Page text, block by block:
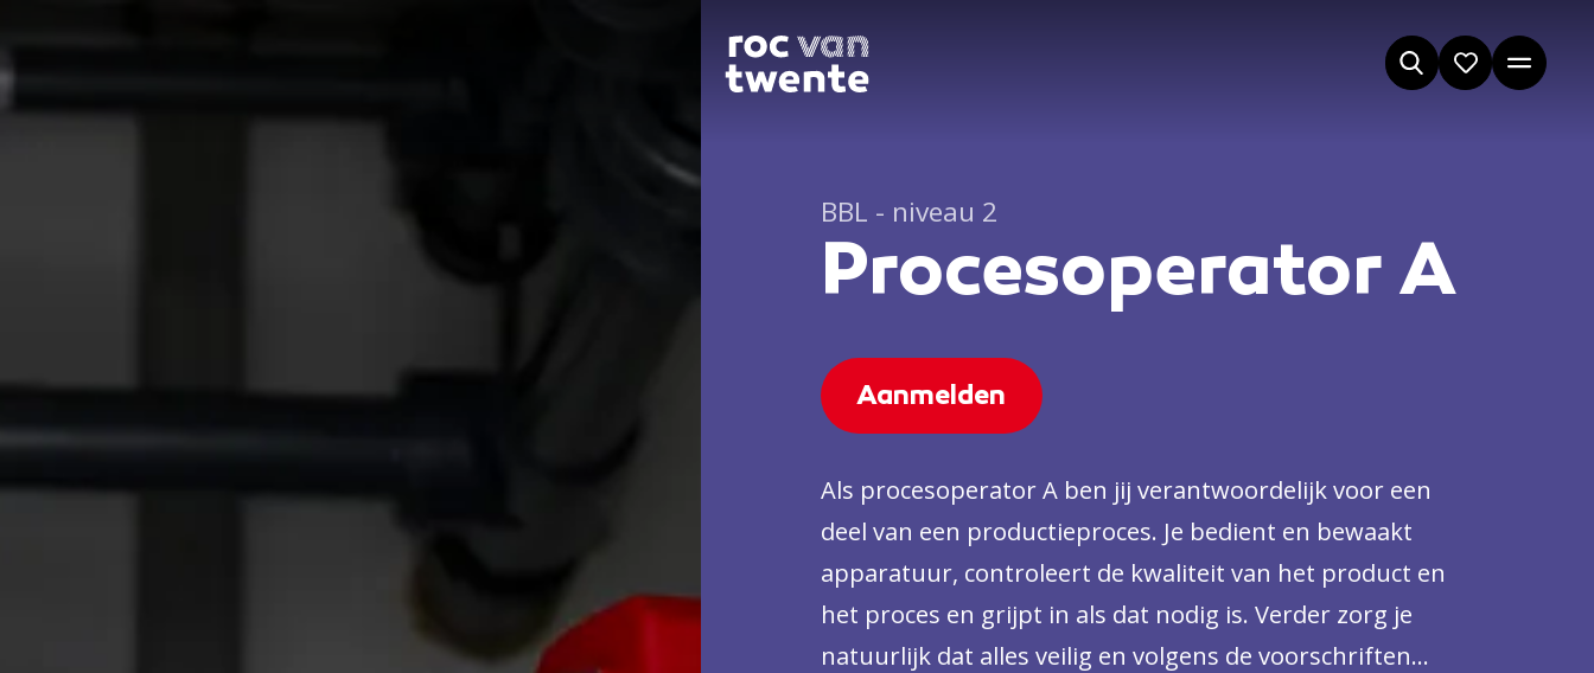
BBL - niveau 2
Procesoperator A
Aanmelden
Als procesoperator A ben jij verantwoordelijk voor een
deel van een productieproces. Je bedient en bewaakt
apparatuur, controleert de kwaliteit van het product en
het proces en grijpt in als dat nodig is. Verder zorg je
natuurlijk dat alles veilig en volgens de voorschriften